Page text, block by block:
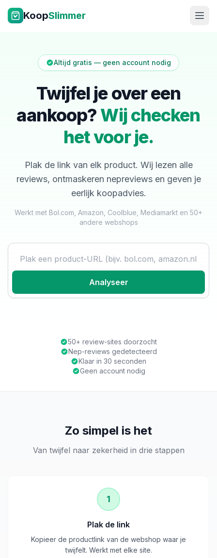
Ga naar inhoud
KoopSlimmer
NL|EN
Altijd gratis — geen account nodig
Twijfel je over een
aankoop? Wij checken
het voor je.
Plak de link van elk product. Wij lezen alle
reviews, ontmaskeren nepreviews en geven je
eerlijk koopadvies.
Werkt met Bol.com, Amazon, Coolblue, Mediamarkt en 50+
andere webshops
Analyseer
50+ review-sites doorzocht
Nep-reviews gedetecteerd
Klaar in 30 seconden
Geen account nodig
Zo simpel is het
Van twijfel naar zekerheid in drie stappen
1
Plak de link
Kopieer de productlink van de webshop waar je
twijfelt. Werkt met elke site.